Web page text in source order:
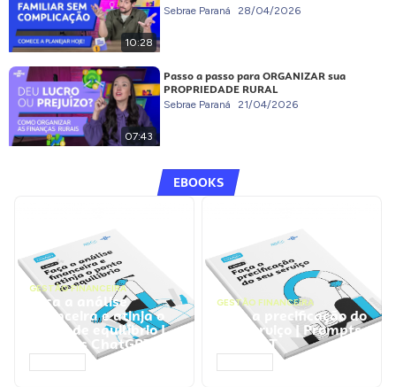
10:28
Sebrae Paraná 28/04/2026
07:43
Passo a passo para ORGANIZAR sua
PROPRIEDADE RURAL
Sebrae Paraná 21/04/2026
EBOOKS
GESTÃO FINANCEIRA
Faça a análise
financeira e atinja o
ponto de equilíbrio |
Prompts ChatGPT
GESTÃO FINANCEIRA
Faça a precificação do
seu serviço | Prompts
ChatGPT